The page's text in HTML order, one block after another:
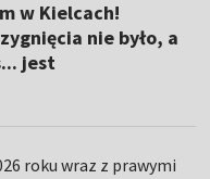
w Kielcach!
nie było, a
jest
roku wraz z prawymi